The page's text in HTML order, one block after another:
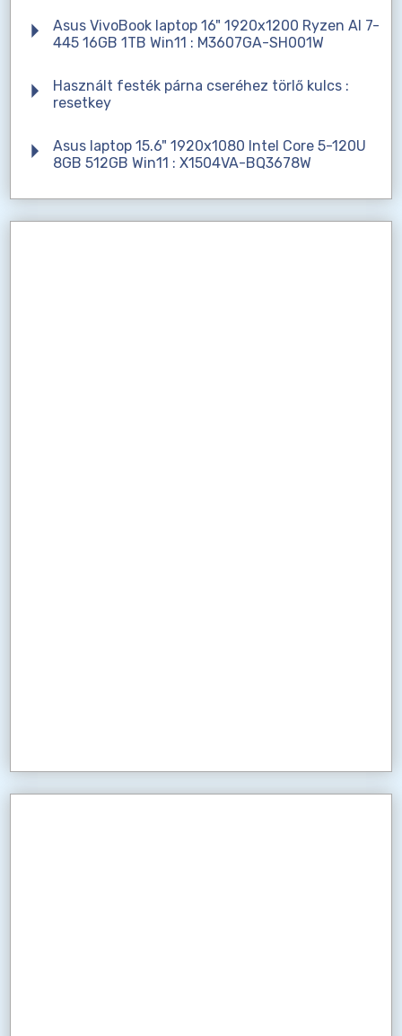
Asus VivoBook laptop 16" 1920x1200 Ryzen AI 7-
445 16GB 1TB Win11 : M3607GA-SH001W
Használt festék párna cseréhez törlő kulcs :
resetkey
Asus laptop 15.6" 1920x1080 Intel Core 5-120U
8GB 512GB Win11 : X1504VA-BQ3678W